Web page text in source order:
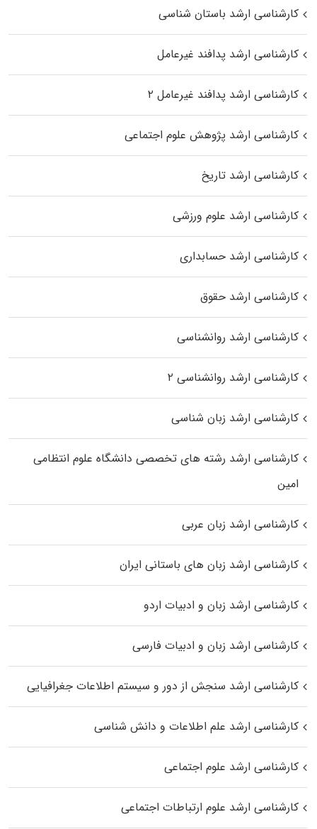
کارشناسی ارشد باستان شناسی
کارشناسی ارشد پدافند غیرعامل
کارشناسی ارشد پدافند غیرعامل ۲
کارشناسی ارشد پژوهش علوم اجتماعی
کارشناسی ارشد تاریخ
کارشناسی ارشد علوم ورزشی
کارشناسی ارشد حسابداری
کارشناسی ارشد حقوق
کارشناسی ارشد روانشناسی
کارشناسی ارشد روانشناسی ۲
کارشناسی ارشد زبان شناسی
کارشناسی ارشد رﺷﺘﻪ ﻫﺎی تخصصی داﻧﺸﮕﺎه ﻋﻠﻮم انتظامی
اﻣﻴﻦ
کارشناسی ارشد زبان عربی
کارشناسی ارشد زبان‌ های باستانی ایران
کارشناسی ارشد زبان و ادبیات اردو
کارشناسی ارشد زبان و ادبیات فارسی
کارشناسی ارشد سنجش از دور و سیستم اطلاعات جغرافیایی
کارشناسی ارشد علم اطلاعات و دانش شناسی
کارشناسی ارشد علوم اجتماعی
کارشناسی ارشد علوم ارتباطات اجتماعی